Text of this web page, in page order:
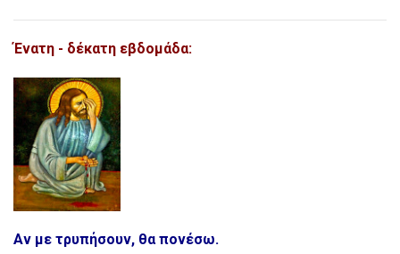
Ένατη - δέκατη εβδομάδα:
Αν με τρυπήσουν, θα πονέσω.